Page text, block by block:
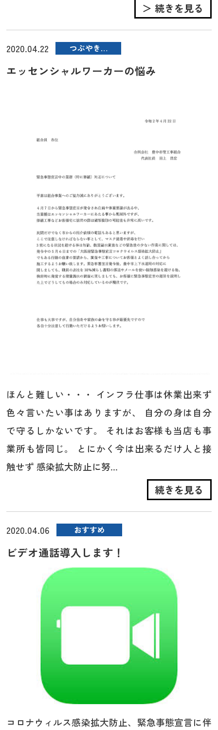
＞ 続きを見る
2020.04.22 つぶやき…
エッセンシャルワーカーの悩み
ほんと難しい・・・ インフラ仕事は休業出来ず
色々言いたい事はありますが、 自分の身は自分
で守るしかないです。 それはお客様も当店も事
業所も皆同じ。 とにかく今は出来るだけ人と接
触せず 感染拡大防止に努...
続きを見る
2020.04.06 おすすめ
ビデオ通話導入します！
コロナウィルス感染拡大防止、緊急事態宣言に伴